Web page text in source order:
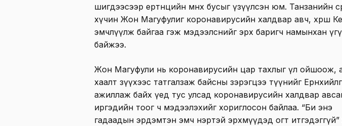
шигдээсээр ертөнцийн мөнх бусыг үзүүлсэн юм. Танзанийн
хүчин Жон Магуфулиг коронавирусийн халдвар авч, хөрш
эмчлүүлж байгаа гэж мэдээлснийг эрх баригч намынхан
байжээ.
Жон Магуфули нь коронавирусийн цар тахлыг үл ойшоож,
хаалт зүүхээс татгалзаж байсны зэрэгцээ түүнийг
ажиллаж байх үед тус улсад коронавирусийн халдвар
иргэдийн тоог ч мэдээлэхийг хориглосон байлаа. “Би энэ
гадаадын эрдэмтэн эмч нэртэй эрхмүүдэд огт